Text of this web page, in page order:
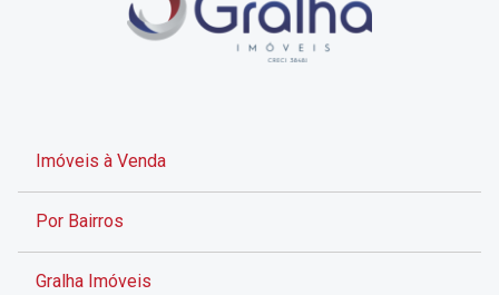
Imóveis à Venda
Por Bairros
Gralha Imóveis